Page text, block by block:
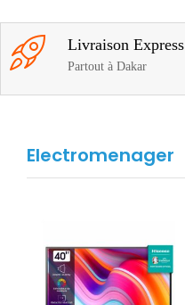
Livraison Express
Partout à Dakar
Electromenager